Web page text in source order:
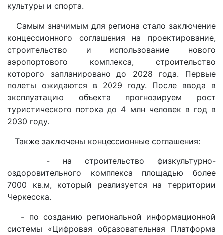
культуры и спорта.
Самым значимым для региона стало заключение
концессионного соглашения на проектирование,
строительство и использование нового
аэропортового комплекса, строительство
которого запланировано до 2028 года. Первые
полеты ожидаются в 2029 году. После ввода в
эксплуатацию объекта прогнозируем рост
туристического потока до 4 млн человек в год в
2030 году.
Также заключены концессионные соглашения:
- на строительство физкультурно-
оздоровительного комплекса площадью более
7000 кв.м, который реализуется на территории
Черкесска.
- по созданию региональной информационной
системы «Цифровая образовательная Платформа